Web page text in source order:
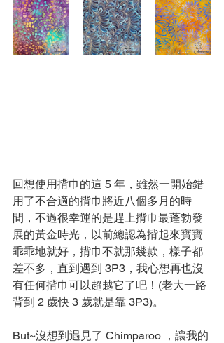
回想使用揹巾的這 5 年，雖然一開始錯
用了不合適的揹巾將近八個多月的時
間，不過很幸運的是趕上揹巾最蓬勃發
展的黃金時光，以前總認為揹起來寶寶
乖乖地就好，揹巾不就那幾款，樣子都
差不多，直到遇到 3P3，我心想再也沒
有任何揹巾可以超越它了吧！(老大一路
背到 2 歲快 3 歲就是靠 3P3)。
But~沒想到遇見了 Chimparoo ，讓我的